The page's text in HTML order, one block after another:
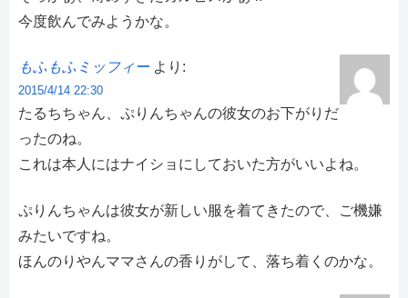
今度飲んでみようかな。
もふもふミッフィー より:
2015/4/14 22:30
たるちちゃん、ぷりんちゃんの彼女のお下がりだ
ったのね。
これは本人にはナイショにしておいた方がいいよね。
ぷりんちゃんは彼女が新しい服を着てきたので、ご機嫌
みたいですね。
ほんのりやんママさんの香りがして、落ち着くのかな。